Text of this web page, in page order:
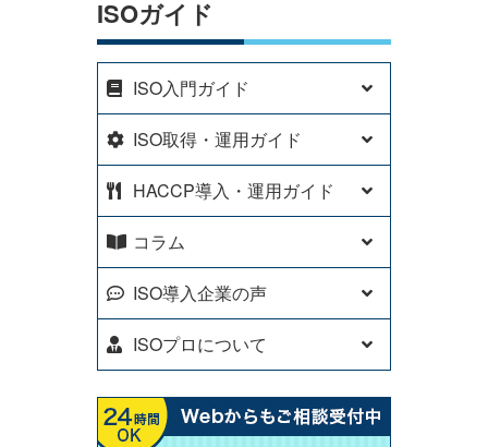
ISOガイド
ISO入門ガイド
ISO取得・運用ガイド
HACCP導入・運用ガイド
コラム
ISO導入企業の声
ISOプロについて